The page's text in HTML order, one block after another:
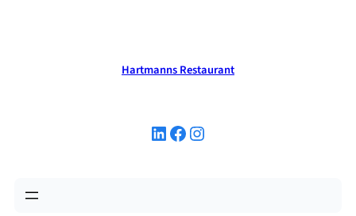
Hartmanns Restaurant
LinkedIn Facebook Instagram